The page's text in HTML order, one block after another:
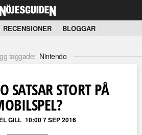
RECENSIONER BLOGGAR
taggade: Nintendo
SATSAR STORT PÅ
GILL 10:00 7 SEP 2016